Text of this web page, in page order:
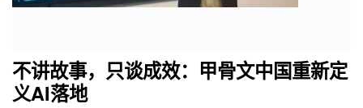
不讲故事，只谈成效：甲骨文中国重新定
义AI落地